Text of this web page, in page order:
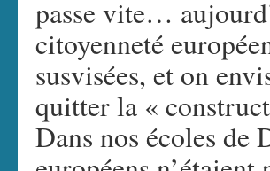
passe vite…
citoyenneté
susvisées, et on
quitter la «
Dans nos écoles de